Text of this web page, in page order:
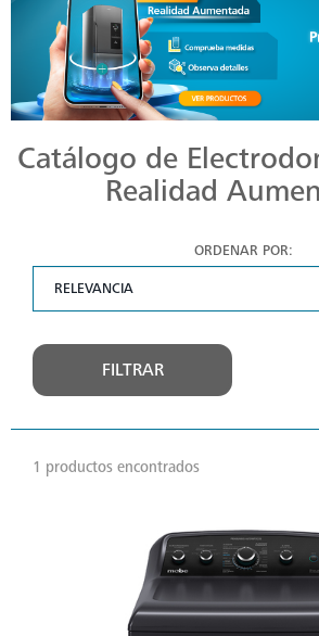
Catálogo de
Realidad
ORDENAR POR:
FILTRAR
1 productos encontrados